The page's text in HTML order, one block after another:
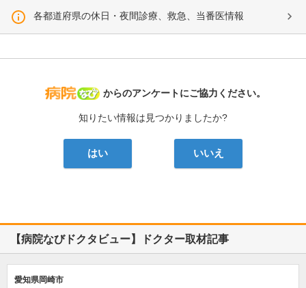
各都道府県の休日・夜間診療、救急、当番医情報
病院なび
からのアンケートにご協力ください。
知りたい情報は見つかりましたか?
はい いいえ
【病院なびドクタビュー】ドクター取材記事
愛知県岡崎市